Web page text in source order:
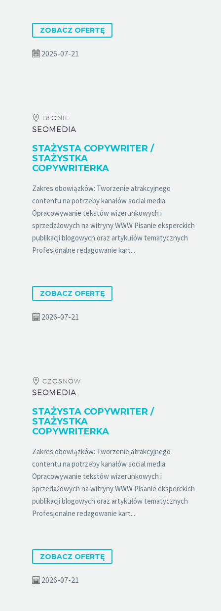
ZOBACZ OFERTĘ
2026-07-21
BŁONIE
SEOMEDIA
STAŻYSTA COPYWRITER /
STAŻYSTKA
COPYWRITERKA
Zakres obowiązków: Tworzenie atrakcyjnego
contentu na potrzeby kanałów social media
Opracowywanie tekstów wizerunkowych i
sprzedażowych na witryny WWW Pisanie eksperckich
publikacji blogowych oraz artykułów tematycznych
Profesjonalne redagowanie kart...
ZOBACZ OFERTĘ
2026-07-21
CZOSNÓW
SEOMEDIA
STAŻYSTA COPYWRITER /
STAŻYSTKA
COPYWRITERKA
Zakres obowiązków: Tworzenie atrakcyjnego
contentu na potrzeby kanałów social media
Opracowywanie tekstów wizerunkowych i
sprzedażowych na witryny WWW Pisanie eksperckich
publikacji blogowych oraz artykułów tematycznych
Profesjonalne redagowanie kart...
ZOBACZ OFERTĘ
2026-07-21